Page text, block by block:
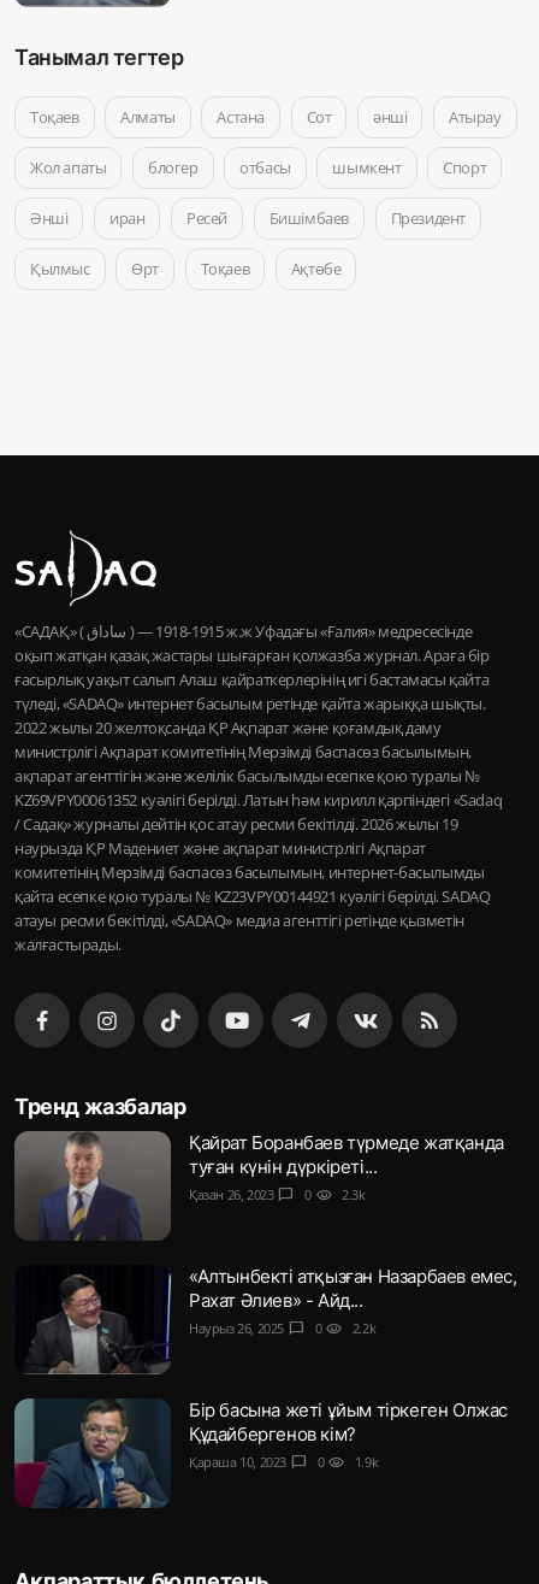
Танымал тегтер
Тоқаев Алматы Астана Сот әнші Атырау
Жол апаты блогер отбасы шымкент Спорт
Әнші иран Ресей Бишімбаев Президент
Қылмыс Өрт Тоқаев Ақтөбе
«САДАҚ» ( ساداق ) — 1915-1918 ж.ж Уфадағы «Ғалия» медресесінде
оқып жатқан қазақ жастары шығарған қолжазба журнал. Араға бір
ғасырлық уақыт салып Алаш қайраткерлерінің игі бастамасы қайта
түледі, «SADAQ» интернет басылым ретінде қайта жарыққа шықты.
2022 жылы 20 желтоқсанда ҚР Ақпарат және қоғамдық даму
министрлігі Ақпарат комитетінің Мерзімді баспасөз басылымын,
ақпарат агенттігін және желілік басылымды есепке қою туралы №
KZ69VPY00061352 куәлігі берілді. Латын һәм кирилл қарпіндегі «Sadaq
/ Садақ» журналы дейтін қос атау ресми бекітілді. 2026 жылы 19
наурызда ҚР Мәдениет және ақпарат министрлігі Ақпарат
комитетінің Мерзімді баспасөз басылымын, интернет-басылымды
қайта есепке қою туралы № KZ23VPY00144921 куәлігі берілді. SADAQ
атауы ресми бекітілді, «SADAQ» медиа агенттігі ретінде қызметін
жалғастырады.
Тренд жазбалар
Қайрат Боранбаев түрмеде жатқанда
туған күнін дүркіреті...
Қазан 26, 2023 chat_bubble 0 visibility 2.3k
«Алтынбекті атқызған Назарбаев емес,
Рахат Әлиев» - Айд...
Наурыз 26, 2025 chat_bubble 0 visibility 2.2k
Бір басына жеті ұйым тіркеген Олжас
Құдайбергенов кім?
Қараша 10, 2023 chat_bubble 0 visibility 1.9k